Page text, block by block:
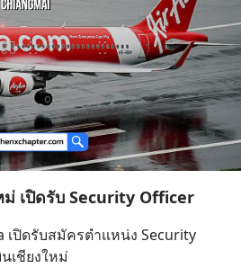
ม่ เปิดรับ Security Officer
เปิดรับสมัครตำแหน่ง Security
เชียงใหม่